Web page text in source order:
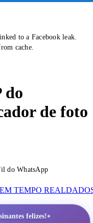
to a Facebook leak.
cache.
do
de foto
do WhatsApp
TEMPO REAL
felizes!•